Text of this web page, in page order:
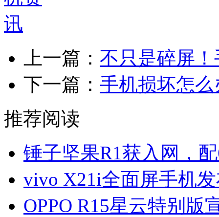
上一篇： 不只是碎屏
下一篇： 手机损坏怎
推荐阅读
锤子坚果R1获入网，
vivo X21i全面屏手机
OPPO R15星云特别版